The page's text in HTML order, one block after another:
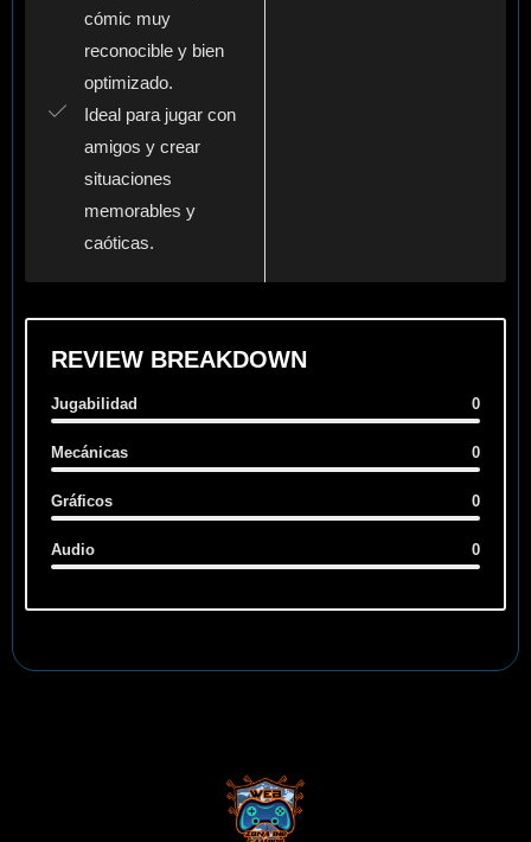
cómic muy
reconocible y bien
optimizado.
Ideal para jugar con
amigos y crear
situaciones
memorables y
caóticas.
REVIEW BREAKDOWN
Jugabilidad 0
Mecánicas 0
Gráficos 0
Audio 0